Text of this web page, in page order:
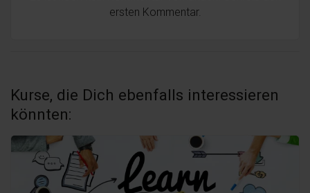
ersten Kommentar.
Kurse, die Dich ebenfalls interessieren
könnten: